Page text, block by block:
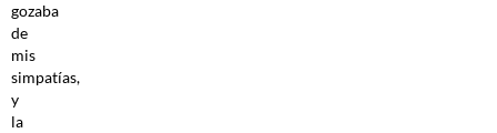
gozaba
de
mis
simpatías,
y
la